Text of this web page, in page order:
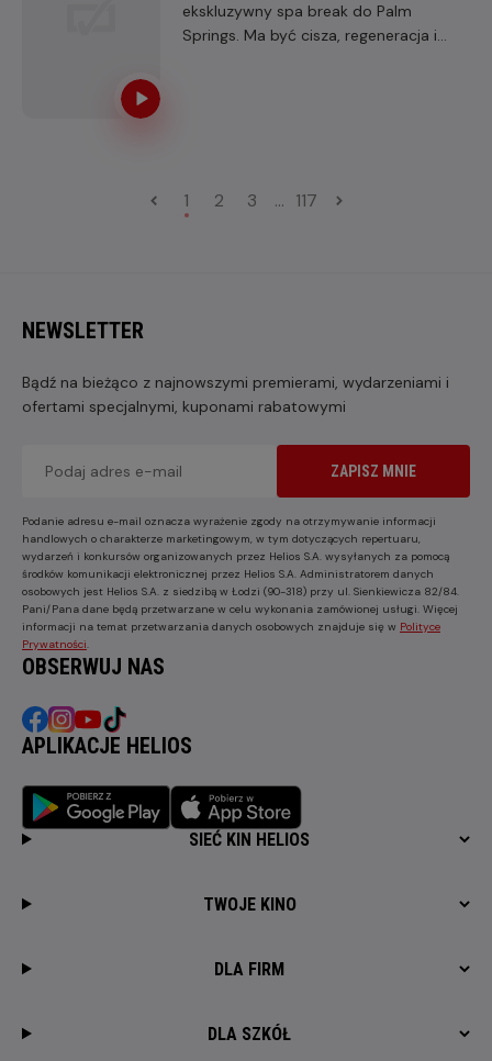
ekskluzywny spa break do Palm
Springs. Ma być cisza, regeneracja i
1 2 3 ... 117
NEWSLETTER
Bądź na bieżąco z najnowszymi premierami, wydarzeniami i
ofertami specjalnymi, kuponami rabatowymi
ZAPISZ MNIE
Podanie adresu e-mail oznacza wyrażenie zgody na otrzymywanie informacji
handlowych o charakterze marketingowym, w tym dotyczących repertuaru,
wydarzeń i konkursów organizowanych przez Helios S.A. wysyłanych za pomocą
środków komunikacji elektronicznej przez Helios S.A. Administratorem danych
osobowych jest Helios S.A. z siedzibą w Łodzi (90-318) przy ul. Sienkiewicza 82/84.
Pani/Pana dane będą przetwarzane w celu wykonania zamówionej usługi. Więcej
informacji na temat przetwarzania danych osobowych znajduje się w Polityce
Prywatności
OBSERWUJ NAS
APLIKACJE HELIOS
SIEĆ KIN HELIOS
TWOJE KINO
DLA FIRM
DLA SZKÓŁ